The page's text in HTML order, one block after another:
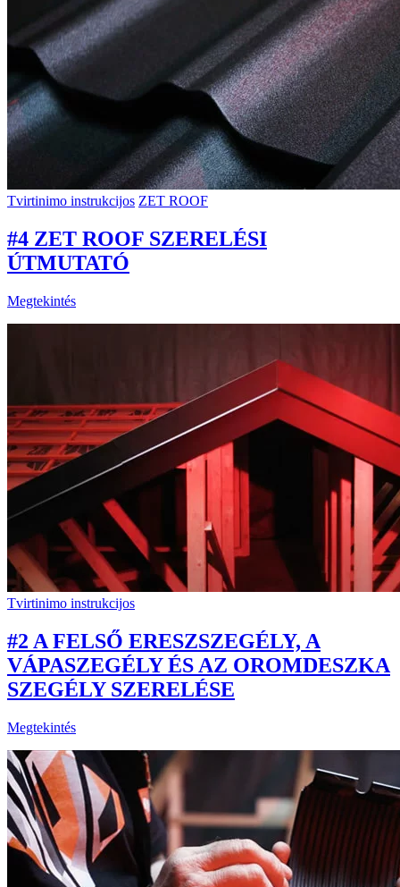
Tvirtinimo instrukcijos ZET ROOF
#4 ZET ROOF SZERELÉSI
ÚTMUTATÓ
Megtekintés
Tvirtinimo instrukcijos
#2 A FELSŐ ERESZSZEGÉLY, A
VÁPASZEGÉLY ÉS AZ OROMDESZKA
SZEGÉLY SZERELÉSE
Megtekintés